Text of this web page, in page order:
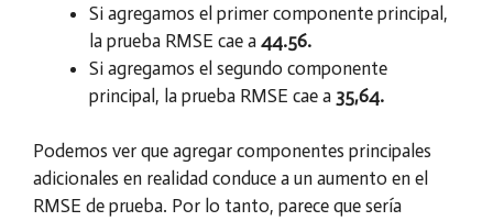
Si agregamos el primer componente principal,
la prueba RMSE cae a 44.56.
Si agregamos el segundo componente
principal, la prueba RMSE cae a 35,64.
Podemos ver que agregar componentes principales
adicionales en realidad conduce a un aumento en el
RMSE de prueba. Por lo tanto, parece que sería